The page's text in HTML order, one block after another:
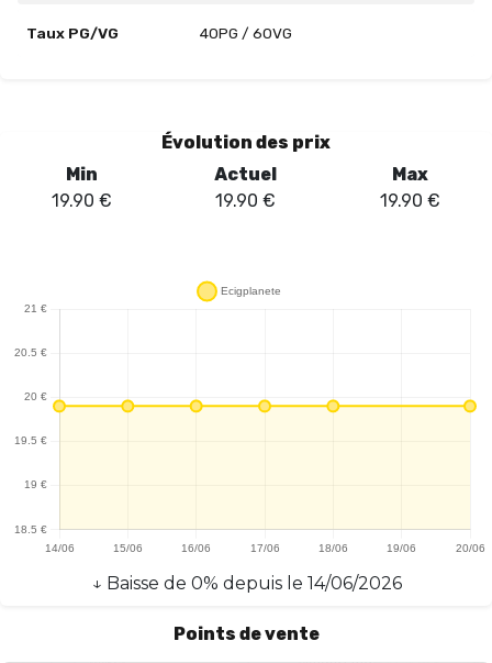
Taux PG/VG 40PG / 60VG
Évolution des prix
Min
19.90 €
Actuel
19.90 €
Max
19.90 €
↓ Baisse de 0% depuis le 14/06/2026
Points de vente